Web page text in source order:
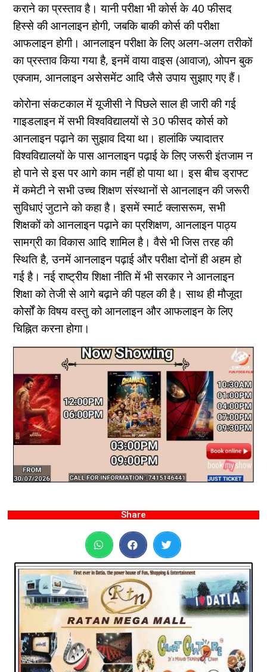
कराने का प्रस्ताव है। यानी परीक्षा भी कोर्स के 40 फीसद
हिस्से की आनलाइन होगी, जबकि बाकी कोर्स की परीक्षा
आफलाइन होगी। आनलाइन परीक्षा के लिए अलग-अलग तरीकों
का प्रस्ताव किया गया है, इनमें वाया वाइस (आवाज), ओपन बुक
एक्जाम, आनलाइन असेसमेंट आदि जैसे उपाय सुझाए गए हैं।
कोरोना संकटकाल में यूजीसी ने पिछले साल ही जारी की गई
गाइडलाइन में सभी विश्वविद्यालयों से 30 फीसद कोर्स को
आनलाइन पढ़ाने का सुझाव दिया था। हालांकि ज्यादातर
विश्वविद्यालयों के पास आनलाइन पढ़ाई के लिए जरूरी इंतजाम न
हो पाने से इस पर आगे काम नहीं हो पाया था। इस बीच ड्राफ्ट
में कमेटी ने सभी उच्च शिक्षण संस्थानों से आनलाइन की जरूरी
सुविधाएं जुटाने को कहा है। इसमें स्मार्ट क्लासरूम, सभी
शिक्षकों को आनलाइन पढ़ाने का प्रशिक्षण, आनलाइन पाठ्य
सामग्री का विकास आदि शामिल है। वैसे भी जिस तरह की
स्थिति है, उनमें आनलाइन पढ़ाई और परीक्षा दोनों ही अहम हो
गई है। नई राष्ट्रीय शिक्षा नीति में भी सरकार ने आनलाइन
शिक्षा को तेजी से आगे बढ़ाने की पहल की है। साथ ही मौजूदा
कोर्सों के विषय वस्तु को आनलाइन और आफलाइन के लिए
चिह्नित करना होगा।
Share